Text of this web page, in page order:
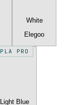
White
Elegoo
PLA PRO
Light Blue